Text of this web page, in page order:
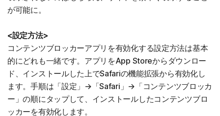
が可能に。
<設定方法>
コンテンツブロッカーアプリを有効化する設定方法は基本
的にどれも一緒です。アプリをApp Storeからダウンロー
ド、インストールした上でSafariの機能拡張から有効化し
ます。手順は「設定」→「Safari」→「コンテンツブロッカ
ー」の順にタップして、インストールしたコンテンツブロ
ッカーを有効化します。